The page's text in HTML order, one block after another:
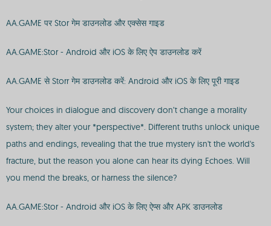
AA.GAME पर Stor गेम डाउनलोड और एक्सेस गाइड
AA.GAME:Stor - Android और iOS के लिए ऐप डाउनलोड करें
AA.GAME से Storr गेम डाउनलोड करें: Android और iOS के लिए पूरी गाइड
Your choices in dialogue and discovery don’t change a morality
system; they alter your *perspective*. Different truths unlock unique
paths and endings, revealing that the true mystery isn't the world's
fracture, but the reason you alone can hear its dying Echoes. Will
you mend the breaks, or harness the silence?
AA.GAME:Stor - Android और iOS के लिए ऐप्स और APK डाउनलोड